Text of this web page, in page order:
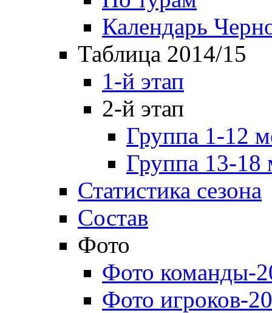
Календарь
Таблица 2014/15
1-й этап
2-й этап
Группа 1-12
Группа 13-18
Статистика сезона
Состав
Фото
Фото команды-
Фото игроков-